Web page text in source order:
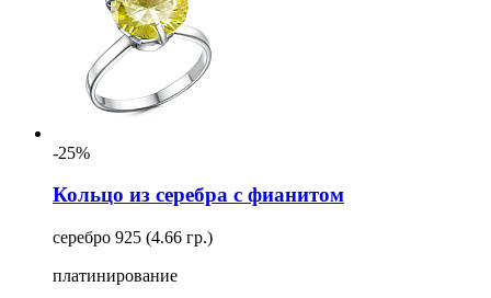
-25%
Кольцо из серебра с фианитом
серебро 925 (4.66 гр.)
платинирование